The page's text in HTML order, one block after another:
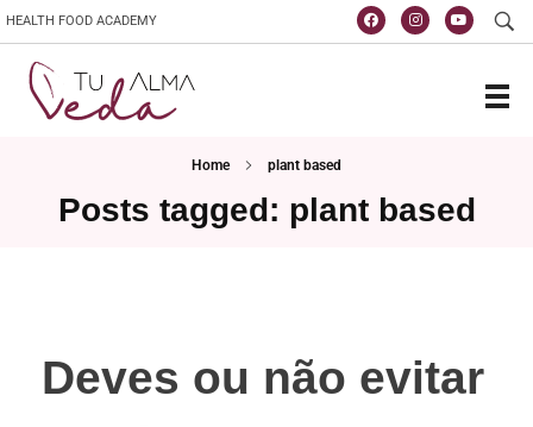
HEALTH FOOD ACADEMY
Home plant based
Posts tagged: plant based
Deves ou não evitar